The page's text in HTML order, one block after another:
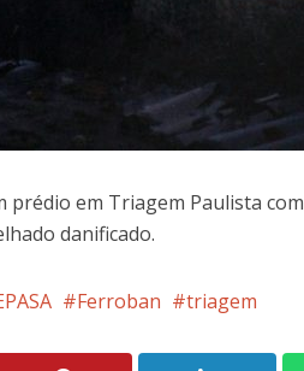
em Triagem Paulista com
danificado.
Ferroban triagem